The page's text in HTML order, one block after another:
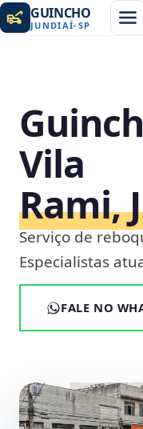
GUINCHO
JUNDIAÍ-SP
Vila
Rami,
Serviço de
Especialistas
FALE NO